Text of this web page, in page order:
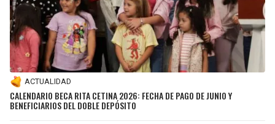
ACTUALIDAD
CALENDARIO BECA RITA CETINA 2026: FECHA DE PAGO DE JUNIO Y
BENEFICIARIOS DEL DOBLE DEPÓSITO